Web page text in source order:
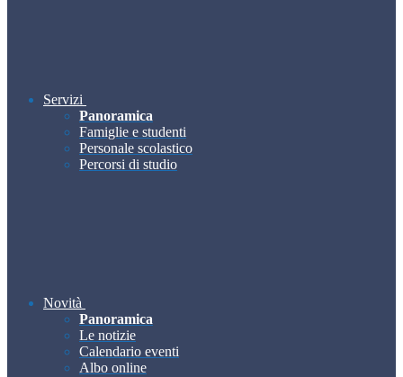
Servizi
Panoramica
Famiglie e studenti
Personale scolastico
Percorsi di studio
Novità
Panoramica
Le notizie
Calendario eventi
Albo online